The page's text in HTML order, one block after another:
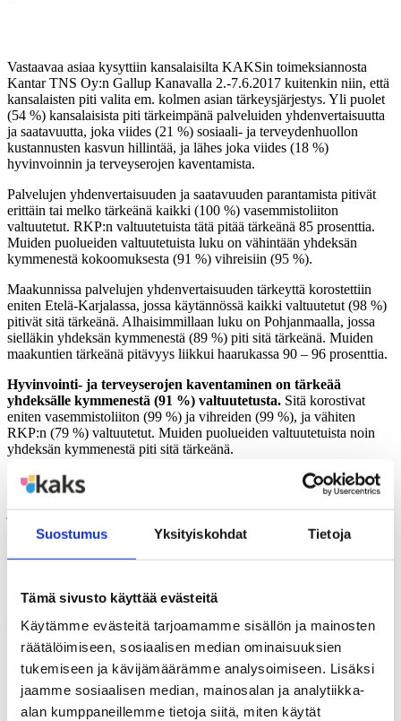
Suostumus Yksityiskohdat Tietoja
Tämä sivusto käyttää evästeitä
Käytämme evästeitä tarjoamamme sisällön ja mainosten
räätälöimiseen, sosiaalisen median ominaisuuksien
tukemiseen ja kävijämäärämme analysoimiseen. Lisäksi
jaamme sosiaalisen median, mainosalan ja analytiikka-
alan kumppaneillemme tietoja siitä, miten käytät
Vastaavaa asiaa kysyttiin kansalaisilta KAKSin toimeksiannosta
Kantar TNS Oy:n Gallup Kanavalla 2.-7.6.2017 kuitenkin niin, että
kansalaisten piti valita em. kolmen asian tärkeysjärjestys. Yli puolet
(54 %) kansalaisista piti tärkeimpänä palveluiden yhdenvertaisuutta
ja saatavuutta, joka viides (21 %) sosiaali- ja terveydenhuollon
kustannusten kasvun hillintää, ja lähes joka viides (18 %)
hyvinvoinnin ja terveyserojen kaventamista.
Palvelujen yhdenvertaisuuden ja saatavuuden parantamista pitivät
erittäin tai melko tärkeänä kaikki (100 %) vasemmistoliiton
valtuutetut. RKP:n valtuutetuista tätä pitää tärkeänä 85 prosenttia.
Muiden puolueiden valtuutetuista luku on vähintään yhdeksän
kymmenestä kokoomuksesta (91 %) vihreisiin (95 %).
Maakunnissa palvelujen yhdenvertaisuuden tärkeyttä korostettiin
eniten Etelä-Karjalassa, jossa käytännössä kaikki valtuutetut (98 %)
pitivät sitä tärkeänä. Alhaisimmillaan luku on Pohjanmaalla, jossa
sielläkin yhdeksän kymmenestä (89 %) piti sitä tärkeänä. Muiden
maakuntien tärkeänä pitävyys liikkui haarukassa 90 – 96 prosenttia.
Hyvinvointi- ja terveyserojen kaventaminen on tärkeää
yhdeksälle kymmenestä (91 %) valtuutetusta. Sitä korostivat
eniten vasemmistoliiton (99 %) ja vihreiden (99 %), ja vähiten
RKP:n (79 %) valtuutetut. Muiden puolueiden valtuutetuista noin
yhdeksän kymmenestä piti sitä tärkeänä.
Kainuussa hyvinvointi- ja terveyserojen kaventaminen sai sadan
prosentin tärkeyden. Alle yhdeksänkymmenen prosentin tärkeyteen
jäätiin vain Keski-Pohjanmaalla (85 %), Pohjanmaalla (85 %),
Uudellamaalla (87 %), Kanta-Hämeessä (88 %) ja Keski-Suomessa
(89 %). Muissa maakunnissa vähintään yhdeksän kymmenestä piti
hyvinvointi- ja terveyserojen kaventamista tärkeänä.
Sosiaali- ja terveydenhuollon kustannusten kasvun hillitsemistä
pitää tärkeänä lähes yhdeksän kymmenestä (88 %)
valtuutetusta. Kokoomuksen valtuutetuista lähes kaikki (95 %)
pitivät sitä tärkeänä. Seuraavaksi korkeimmalla tärkeys oli keskustan
(92 %) ja perussuomalaisten (90 %) valtuutetuilla. Vähiten tärkeänä
sitä pitivät vasemmistoliiton (68 %), RKP:n (76 %) ja vihreiden (82
%) valtuutetut.
Kustannusten hillitsemistä korostettiin eniten Etelä-Karjalassa (94